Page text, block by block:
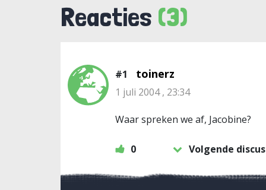
Reacties (3)
#1 toinerz
1 juli 2004 , 23:34
Waar spreken we af, Jacobine?
0 Volgende